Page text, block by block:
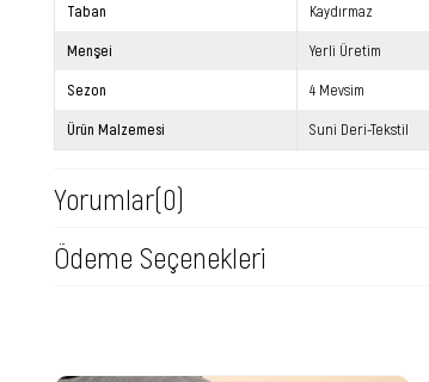
Taban Kaydırmaz
Menşei Yerli Üretim
Sezon 4 Mevsim
Ürün Malzemesi Suni Deri-Tekstil
Yorumlar(0)
Ödeme Seçenekleri